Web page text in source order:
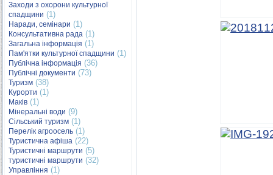
Заходи з охорони культурної
спадщини (1)
Наради, семінари (1)
Консультативна рада (1)
Загальна інформація (1)
Пам'ятки культурної спадщини (1)
Публічна інформація (36)
Публічні документи (73)
Туризм (38)
Курорти (1)
Маків (1)
Мінеральні води (9)
Сільський туризм (1)
Перелік агроосель (1)
Туристична афіша (22)
Туристичні маршрути (5)
туристичні маршрути (32)
Управління (1)